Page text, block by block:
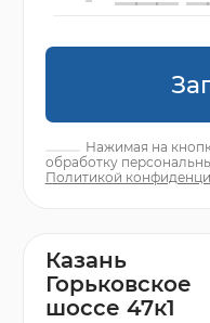
Нажимая на
обработку
Политикой
Казань
Горьковское
шоссе 47к1